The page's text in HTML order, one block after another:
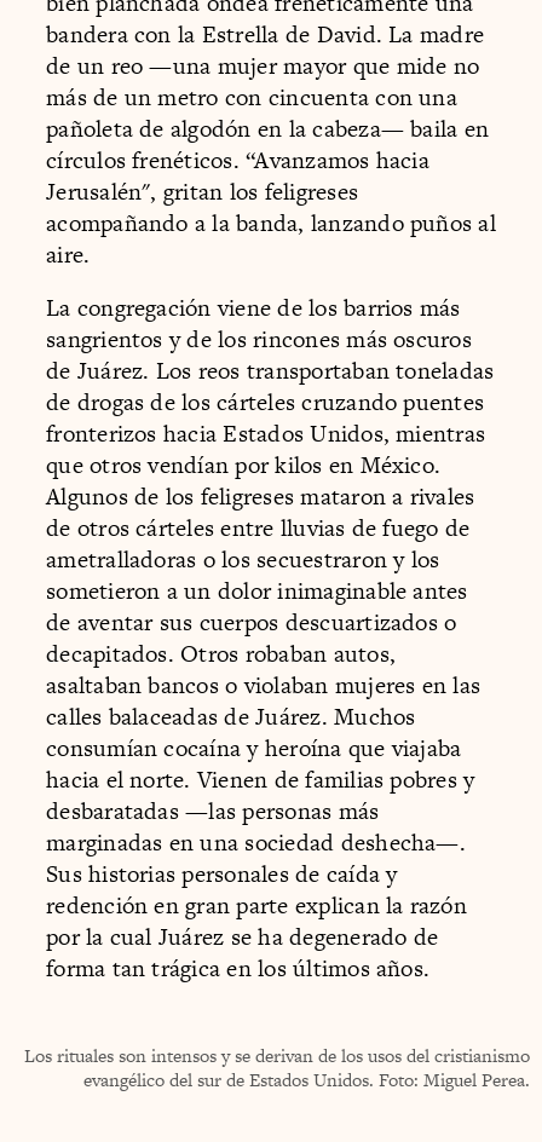
bandera con la Estrella de David. La madre
de un reo —una mujer mayor que mide no
más de un metro con cincuenta con una
pañoleta de algodón en la cabeza— baila en
círculos frenéticos. “Avanzamos hacia
Jerusalén", gritan los feligreses
acompañando a la banda, lanzando puños al
aire.
La congregación viene de los barrios más
sangrientos y de los rincones más oscuros
de Juárez. Los reos transportaban toneladas
de drogas de los cárteles cruzando puentes
fronterizos hacia Estados Unidos, mientras
que otros vendían por kilos en México.
Algunos de los feligreses mataron a rivales
de otros cárteles entre lluvias de fuego de
ametralladoras o los secuestraron y los
sometieron a un dolor inimaginable antes
de aventar sus cuerpos descuartizados o
decapitados. Otros robaban autos,
asaltaban bancos o violaban mujeres en las
calles balaceadas de Juárez. Muchos
consumían cocaína y heroína que viajaba
hacia el norte. Vienen de familias pobres y
desbaratadas —las personas más
marginadas en una sociedad deshecha—.
Sus historias personales de caída y
redención en gran parte explican la razón
por la cual Juárez se ha degenerado de
forma tan trágica en los últimos años.
Los rituales son intensos y se derivan de los usos del cristianismo
evangélico del sur de Estados Unidos. Foto: Miguel Perea.